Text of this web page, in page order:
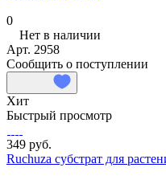
0
Нет в наличии
Арт. 2958
Сообщить о поступлении
Хит
Быстрый просмотр
349 руб.
Ruchuza субстрат для